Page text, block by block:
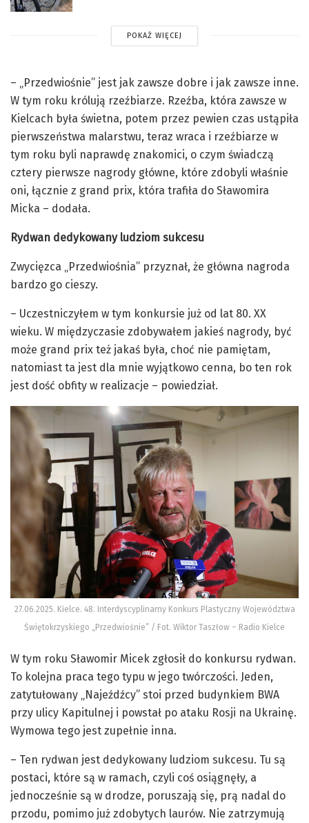
POKAŻ WIĘCEJ
– „Przedwiośnie” jest jak zawsze dobre i jak zawsze inne.
W tym roku królują rzeźbiarze. Rzeźba, która zawsze w
Kielcach była świetna, potem przez pewien czas ustąpiła
pierwszeństwa malarstwu, teraz wraca i rzeźbiarze w
tym roku byli naprawdę znakomici, o czym świadczą
cztery pierwsze nagrody główne, które zdobyli właśnie
oni, łącznie z grand prix, która trafiła do Sławomira
Micka – dodała.
Rydwan dedykowany ludziom sukcesu
Zwycięzca „Przedwiośnia” przyznał, że główna nagroda
bardzo go cieszy.
– Uczestniczyłem w tym konkursie już od lat 80. XX
wieku. W międzyczasie zdobywałem jakieś nagrody, być
może grand prix też jakaś była, choć nie pamiętam,
natomiast ta jest dla mnie wyjątkowo cenna, bo ten rok
jest dość obfity w realizacje – powiedział.
27.06.2025. Kielce. 48. Interdyscyplinarny Konkurs Plastyczny Województwa
Świętokrzyskiego „Przedwiośnie” / Fot. Wiktor Taszłow – Radio Kielce
W tym roku Sławomir Micek zgłosił do konkursu rydwan.
To kolejna praca tego typu w jego twórczości. Jeden,
zatytułowany „Najeźdźcy” stoi przed budynkiem BWA
przy ulicy Kapitulnej i powstał po ataku Rosji na Ukrainę.
Wymowa tego jest zupełnie inna.
– Ten rydwan jest dedykowany ludziom sukcesu. Tu są
postaci, które są w ramach, czyli coś osiągnęły, a
jednocześnie są w drodze, poruszają się, prą nadal do
przodu, pomimo już zdobytych laurów. Nie zatrzymują